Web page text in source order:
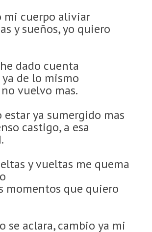
mi cuerpo aliviar
y sueños, yo quiero
dado cuenta
ya de lo mismo
vuelvo mas.
estar ya sumergido mas
castigo, a esa
y vueltas me quema
momentos que quiero
se aclara, cambio ya mi